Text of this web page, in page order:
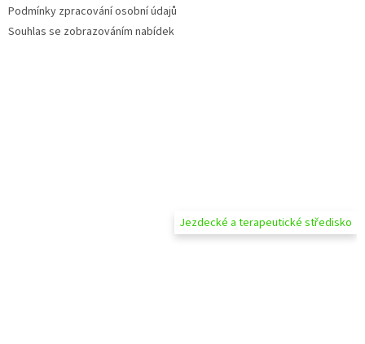
Podmínky zpracování osobní údajů
Souhlas se zobrazováním nabídek
Jezdecké a terapeutické středisko